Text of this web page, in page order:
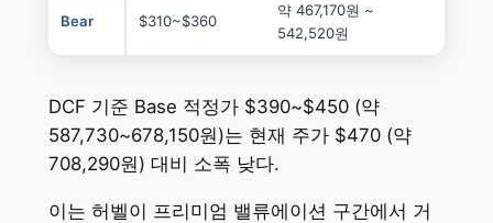
Bear $310~$360
약 467,170원 ~
542,520원
DCF 기준 Base 적정가 $390~$450 (약
587,730~678,150원)는 현재 주가 $470 (약
708,290원) 대비 소폭 낮다.
이는 허벨이 프리미엄 밸류에이션 구간에서 거